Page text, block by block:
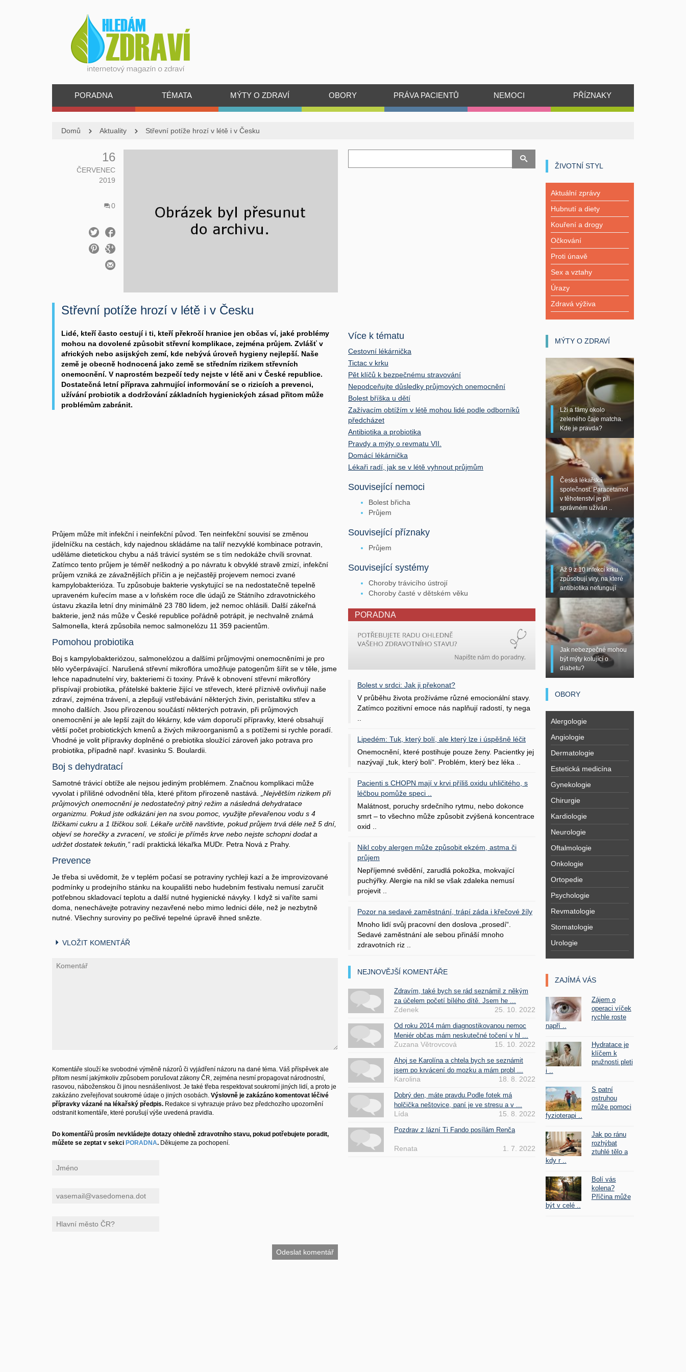
PORADNA TÉMATA MÝTY O ZDRAVÍ OBORY PRÁVA PACIENTŮ NEMOCI PŘÍZNAKY
Domů Aktuality Střevní potíže hrozí v létě i v Česku
16
ČERVENEC
2019
0
Střevní potíže hrozí v létě i v Česku
Lidé, kteří často cestují i ti, kteří překročí hranice jen občas ví, jaké problémy
mohou na dovolené způsobit střevní komplikace, zejména průjem. Zvlášť v
afrických nebo asijských zemí, kde nebývá úroveň hygieny nejlepší. Naše
země je obecně hodnocená jako země se středním rizikem střevních
onemocnění. V naprostém bezpečí tedy nejste v létě ani v České republice.
Dostatečná letní příprava zahrnující informování se o rizicích a prevenci,
užívání probiotik a dodržování základních hygienických zásad přitom může
problémům zabránit.
Průjem může mít infekční i neinfekční původ. Ten neinfekční souvisí se změnou
jídelníčku na cestách, kdy najednou skládáme na talíř nezvyklé kombinace potravin,
uděláme dietetickou chybu a náš trávicí systém se s tím nedokáže chvíli srovnat.
Zatímco tento průjem je téměř neškodný a po návratu k obvyklé stravě zmizí, infekční
průjem vzniká ze závažnějších příčin a je nejčastěji projevem nemoci zvané
kampylobakterióza. Tu způsobuje bakterie vyskytující se na nedostatečně tepelně
upraveném kuřecím mase a v loňském roce dle údajů ze Státního zdravotnického
ústavu zkazila letní dny minimálně 23 780 lidem, jež nemoc ohlásili. Další zákeřná
bakterie, jenž nás může v České republice pořádně potrápit, je nechvalně známá
Salmonella, která způsobila nemoc salmonelózu 11 359 pacientům.
Pomohou probiotika
Boj s kampylobakteriózou, salmonelózou a dalšími průjmovými onemocněními je pro
tělo vyčerpávající. Narušená střevní mikroflóra umožňuje patogenům šířit se v těle, jsme
lehce napadnutelní viry, bakteriemi či toxiny. Právě k obnovení střevní mikroflóry
přispívají probiotika, přátelské bakterie žijící ve střevech, které příznivě ovlivňují naše
zdraví, zejména trávení, a zlepšují vstřebávání některých živin, peristaltiku střev a
mnoho dalších. Jsou přirozenou součástí některých potravin, při průjmových
onemocnění je ale lepší zajít do lékárny, kde vám doporučí přípravky, které obsahují
větší počet probiotických kmenů a živých mikroorganismů a s potížemi si rychle poradí.
Vhodné je volit přípravky doplněné o prebiotika sloužící zároveň jako potrava pro
probiotika, případně např. kvasinku S. Boulardii.
Boj s dehydratací
Samotné trávicí obtíže ale nejsou jediným problémem. Značnou komplikaci může
vyvolat i přílišné odvodnění těla, které přitom přirozeně nastává.
„Největším rizikem při
průjmových onemocnění je nedostatečný pitný režim a následná dehydratace
organizmu. Pokud jste odkázáni jen na svou pomoc, využijte převařenou vodu s 4
lžičkami cukru a 1 lžičkou soli. Lékaře určitě navštivte, pokud průjem trvá déle než 5 dní,
objeví se horečky a zvracení, ve stolici je příměs krve nebo nejste schopni dodat a
udržet dostatek tekutin,“ radí praktická lékařka MUDr. Petra Nová z Prahy.
Prevence
Je třeba si uvědomit, že v teplém počasí se potraviny rychleji kazí a že improvizované
podmínky u prodejního stánku na koupališti nebo hudebním festivalu nemusí zaručit
potřebnou skladovací teplotu a další nutné hygienické návyky. I když si vaříte sami
doma, nenechávejte potraviny nezavřené nebo mimo lednici déle, než je nezbytně
nutné. Všechny suroviny po pečlivé tepelné úpravě ihned snězte.
VLOŽIT KOMENTÁŘ
Komentáře slouží ke svobodné výměně názorů či vyjádření názoru na dané téma. Váš příspěvek ale
přitom nesmí jakýmkoliv způsobem porušovat zákony ČR, zejména nesmí propagovat národnostní,
rasovou, náboženskou či jinou nesnášenlivost. Je také třeba respektovat soukromí jiných lidí, a proto je
zakázáno zveřejňovat soukromé údaje o jiných osobách. Výslovně je zakázáno komentovat léčivé
přípravky vázané na lékařský předpis. Redakce si vyhrazuje právo bez předchozího upozornění
odstranit komentáře, které porušují výše uvedená pravidla.
Do komentářů prosím nevkládejte dotazy ohledně zdravotního stavu, pokud potřebujete poradit,
můžete se zeptat v sekci PORADNA. Děkujeme za pochopení.
Více k tématu
Cestovní lékárnička
Tictac v krku
Pět klíčů k bezpečnému stravování
Nepodceňujte důsledky průjmových onemocnění
Bolest bříška u dětí
Zažívacím obtížím v létě mohou lidé podle odborníků
předcházet
Antibiotika a probiotika
Pravdy a mýty o revmatu VII.
Domácí lékárnička
Lékaři radí, jak se v létě vyhnout průjmům
Související nemoci
Bolest břicha
Průjem
Související příznaky
Průjem
Související systémy
Choroby trávicího ústrojí
Choroby časté v dětském věku
PORADNA
Bolest v srdci: Jak ji překonat?
V průběhu života prožíváme různé emocionální stavy.
Zatímco pozitivní emoce nás naplňují radostí, ty nega
Lipedém: Tuk, který bolí, ale který lze i úspěšně léčit
Onemocnění, které postihuje pouze ženy. Pacientky jej
nazývají „tuk, který bolí“. Problém, který bez léka ..
Pacienti s CHOPN mají v krvi příliš oxidu uhličitého, s
léčbou pomůže speci ..
Malátnost, poruchy srdečního rytmu, nebo dokonce
smrt – to všechno může způsobit zvýšená koncentrace
oxid ..
Nikl coby alergen může způsobit ekzém, astma či
průjem
Nepříjemné svědění, zarudlá pokožka, mokvající
puchýřky. Alergie na nikl se však zdaleka nemusí
projevit ..
Pozor na sedavé zaměstnání, trápí záda i křečové žíly
Mnoho lidí svůj pracovní den doslova „prosedí“.
Sedavé zaměstnání ale sebou přináší mnoho
zdravotních riz ..
NEJNOVĚJŠÍ KOMENTÁŘE
Zdravím, také bych se rád seznámil z někým
za účelem početí bílého dítě. Jsem he ...
Zdenek 25. 10. 2022
Od roku 2014 mám diagnostikovanou nemoc
Meniér občas mám neskutečné točení v hl ...
Zuzana Větrovcová 15. 10. 2022
Ahoj se Karolína a chtela bych se seznámit
jsem po krvácení do mozku a mám probl ...
Karolina 18. 8. 2022
Dobrý den, máte pravdu.Podle fotek má
holčička neštovice, paní je ve stresu a v ...
Lída 15. 8. 2022
Pozdrav z lázní Ti Fando posílám Renča
Renata 1. 7. 2022
ŽIVOTNÍ STYL
Aktuální zprávy
Hubnutí a diety
Kouření a drogy
Očkování
Proti únavě
Sex a vztahy
Úrazy
Zdravá výživa
MÝTY O ZDRAVÍ
Lži a fámy okolo
zeleného čaje matcha.
Kde je pravda?
Česká lékařská
společnost: Paracetamol
v těhotenství je při
správném užíván ..
Až 9 z 10 infekcí krku
způsobují viry, na které
antibiotika nefungují
Jak nebezpečné mohou
být mýty kolující o
diabetu?
OBORY
Alergologie
Angiologie
Dermatologie
Estetická medicína
Gynekologie
Chirurgie
Kardiologie
Neurologie
Oftalmologie
Onkologie
Ortopedie
Psychologie
Revmatologie
Stomatologie
Urologie
ZAJÍMÁ VÁS
Zájem o
operaci víček
rychle roste
napří ..
Hydratace je
klíčem k
pružnosti pleti
i ..
S patní
ostruhou
může pomoci
fyzioterapi ..
Jak po ránu
rozhýbat
ztuhlé tělo a
kdy r ..
Bolí vás
kolena?
Příčina může
být v celé ..